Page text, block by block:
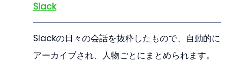
Slack
Slackの日々の会話を抜粋したもので、自動的に
アーカイブされ、人物ごとにまとめられます。